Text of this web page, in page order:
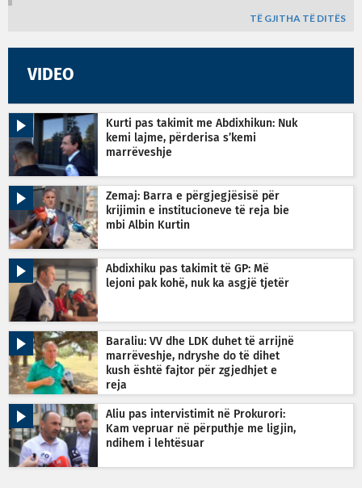
TË GJITHA TË DITËS
VIDEO
Kurti pas takimit me Abdixhikun: Nuk
kemi lajme, përderisa s’kemi
marrëveshje
Zemaj: Barra e përgjegjësisë për
krijimin e institucioneve të reja bie
mbi Albin Kurtin
Abdixhiku pas takimit të GP: Më
lejoni pak kohë, nuk ka asgjë tjetër
Baraliu: VV dhe LDK duhet të arrijnë
marrëveshje, ndryshe do të dihet
kush është fajtor për zgjedhjet e
reja
Aliu pas intervistimit në Prokurori:
Kam vepruar në përputhje me ligjin,
ndihem i lehtësuar